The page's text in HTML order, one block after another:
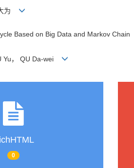
为
Based on Big Data and Markov Chain
Yu， QU Da-wei
0